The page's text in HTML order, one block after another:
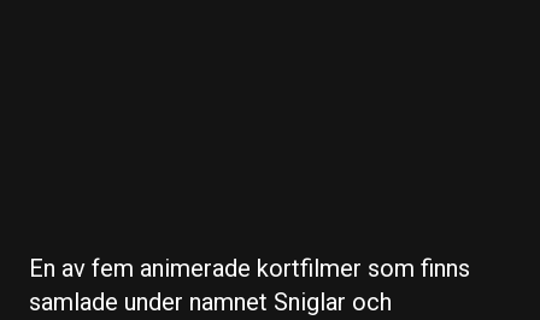
En av fem animerade kortfilmer som finns
samlade under namnet Sniglar och